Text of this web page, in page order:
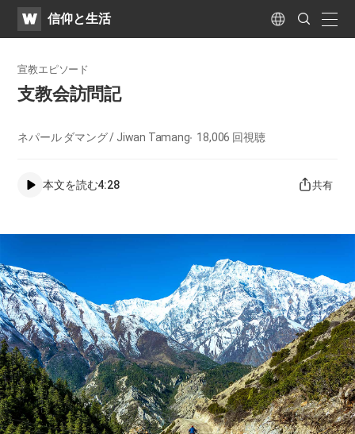
WATV​信仰と生活 Language
Search
Submit
宣教エピソード
支教会訪問記
ネパール ダマング / Jiwan Tamang 18,006 回視聴
本文を読む4:28 共有